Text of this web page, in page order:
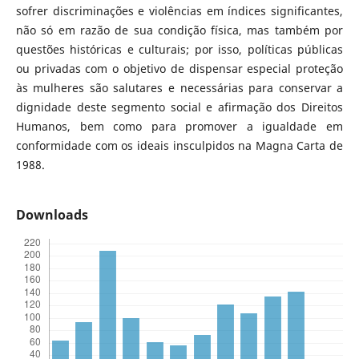
sofrer discriminações e violências em índices significantes,
não só em razão de sua condição física, mas também por
questões históricas e culturais; por isso, políticas públicas
ou privadas com o objetivo de dispensar especial proteção
às mulheres são salutares e necessárias para conservar a
dignidade deste segmento social e afirmação dos Direitos
Humanos, bem como para promover a igualdade em
conformidade com os ideais insculpidos na Magna Carta de
1988.
Downloads